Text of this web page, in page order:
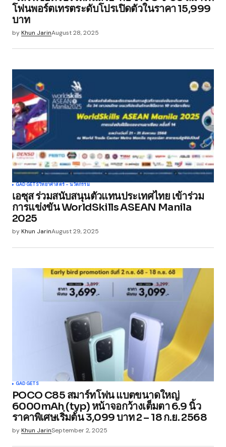
Your E-mail *
Save my name, email, and website in this
browser for the next time I comment.
Submit Comment
โฟนพอร์ตเทรตระดับโปรเปิดตัวในราคา 15,999
บาท
byKhun JarinAugust 28, 2025
GADGETSวิทยาศาสตร์ - นวัตกรรม
เอซุส ร่วมสนับสนุนตัวแทนประเทศไทย เข้าร่วม
การแข่งขัน WorldSkills ASEAN Manila
2025
byKhun JarinAugust 29, 2025
GADGETS
POCO C85 สมาร์ทโฟน แบตขนาดใหญ่
6000mAh (typ) หน้าจอกว้างเต็มตา 6.9 นิ้ว
ราคาพิเศษเริ่มต้น 3,099 บาท 2 – 18 ก.ย. 2568
byKhun JarinSeptember 2, 2025